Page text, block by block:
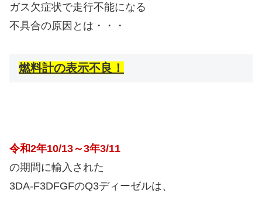
ガス欠症状で走行不能になる
不具合の原因とは・・・
燃料計の表示不良！
令和2年10/13～3年3/11
の期間に輸入された
3DA-F3DFGFのQ3ディーゼルは、